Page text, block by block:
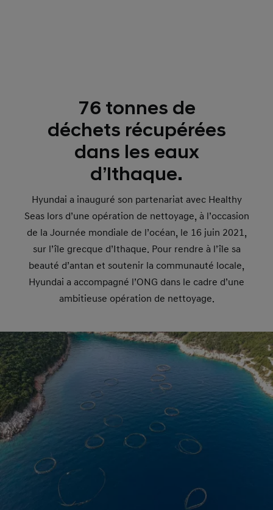
76 tonnes de
déchets récupérées
dans les eaux
d’Ithaque.
Hyundai a inauguré son partenariat avec Healthy
Seas lors d’une opération de nettoyage, à l’occasion
de la Journée mondiale de l’océan, le 16 juin 2021,
sur l’île grecque d’Ithaque. Pour rendre à l’île sa
beauté d’antan et soutenir la communauté locale,
Hyundai a accompagné l’ONG dans le cadre d’une
ambitieuse opération de nettoyage.